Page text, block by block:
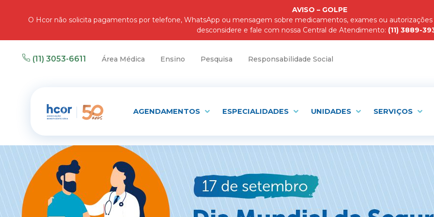
AVISO – GOLPE
O Hcor não solicita pagamentos por telefone, WhatsApp ou mensagem sobre medicamentos, exames ou
desconsidere e fale com nossa Central de Atendimento: (11) 3889-
(11) 3053-6611 Área Médica Ensino Pesquisa Responsabilidade Social
AGENDAMENTOS ESPECIALIDADES UNIDADES SERVIÇOS